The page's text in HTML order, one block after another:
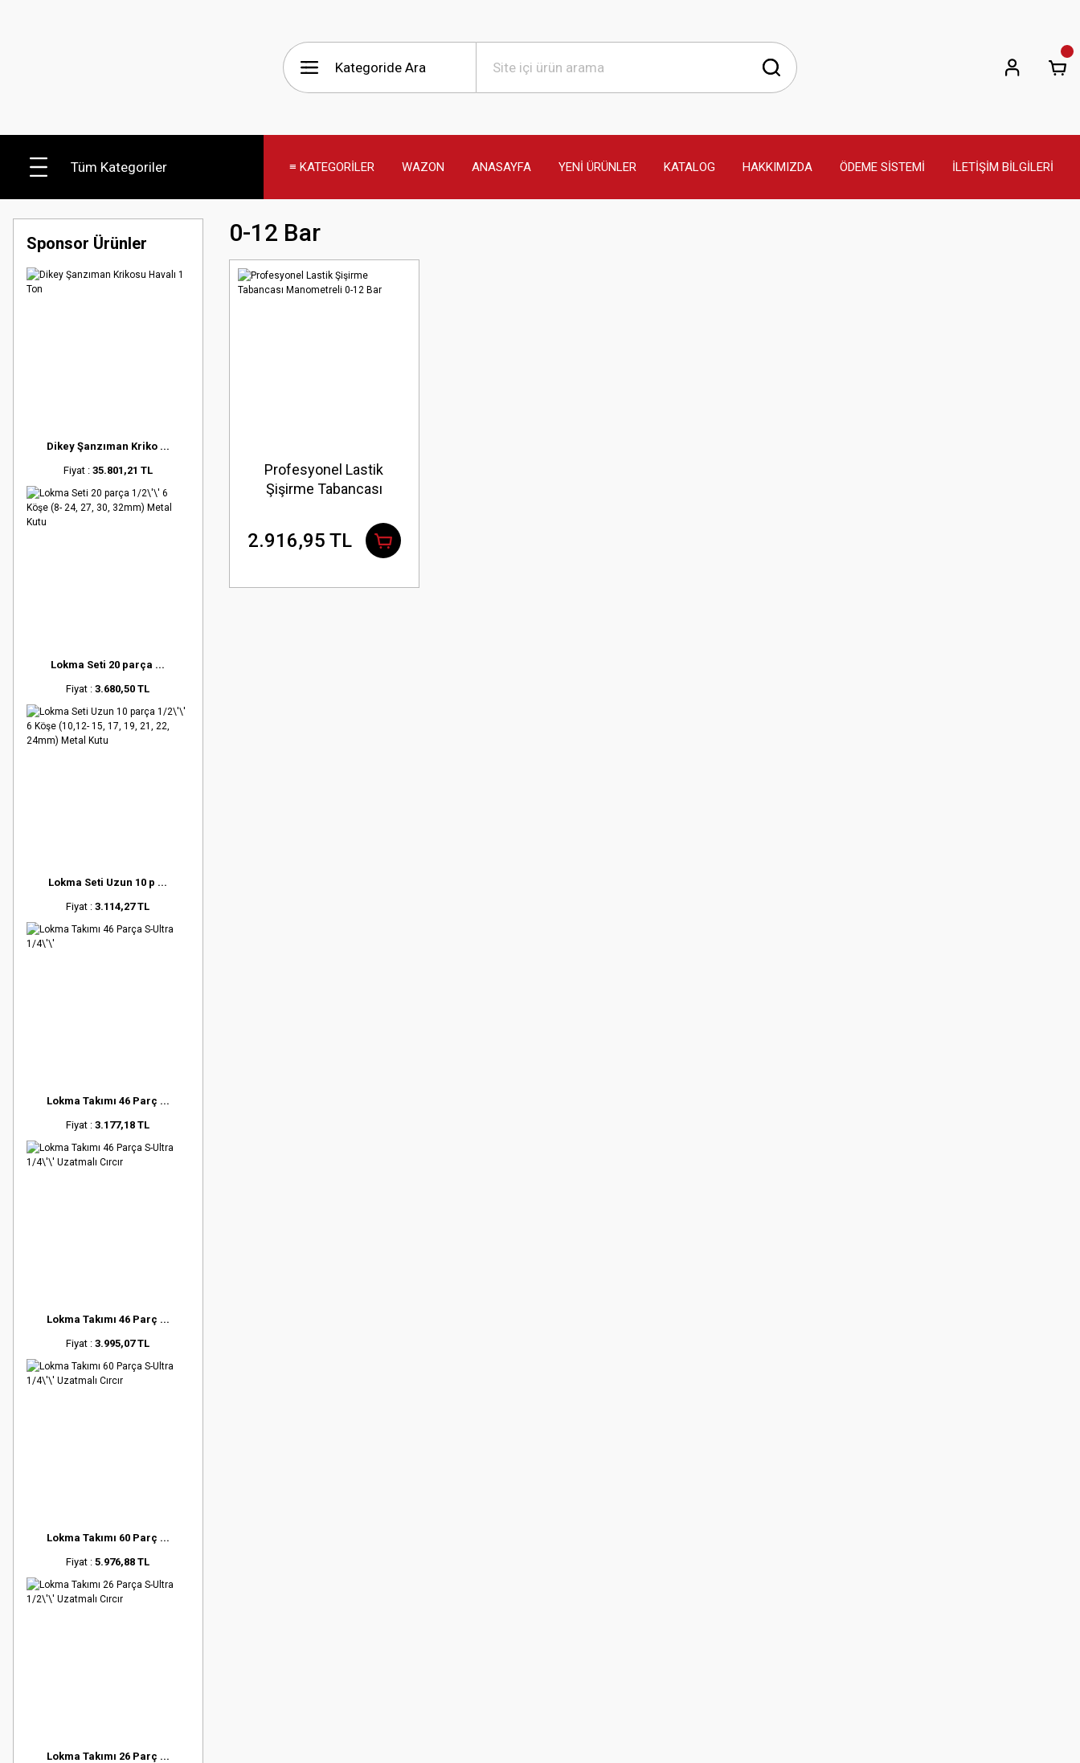
Tüm Kategoriler ≡ KATEGORİLER WAZON ANASAYFA YENİ ÜRÜNLER KATALOG HAKKIMIZDA ÖDEME SİSTEMİ İLETİŞİM BİLGİLERİ
Sponsor Ürünler
Dikey Şanzıman Kriko ...
Fiyat : 35.801,21 TL
Lokma Seti 20 parça ...
Fiyat :3.680,50 TL
Lokma Seti Uzun 10 p ...
Fiyat :3.114,27 TL
Lokma Takımı 46 Parç ...
Fiyat :3.177,18 TL
Lokma Takımı 46 Parç ...
Fiyat :3.995,07 TL
Lokma Takımı 60 Parç ...
Fiyat :5.976,88 TL
Lokma Takımı 26 Parç ...
0-12 Bar
Profesyonel Lastik
Şişirme Tabancası
2.916,95 TL